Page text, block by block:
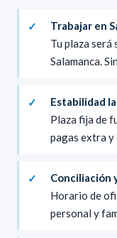
Trabajar en
Tu plaza será
Salamanca.
Estabilidad
Plaza fija de
pagas extra y
Conciliación
Horario de
personal y